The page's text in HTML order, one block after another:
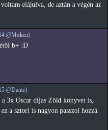
elájulva, de aztán a végén az
@Moken)
b+ :D
@Dante)
3x Oscar díjas Zöld könyvet is,
a sztori is nagyon passzol hozzá.